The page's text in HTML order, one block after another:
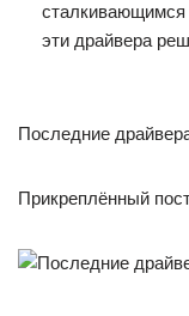
сталкивающимся
эти драйвера
Последние
Прикреплённый